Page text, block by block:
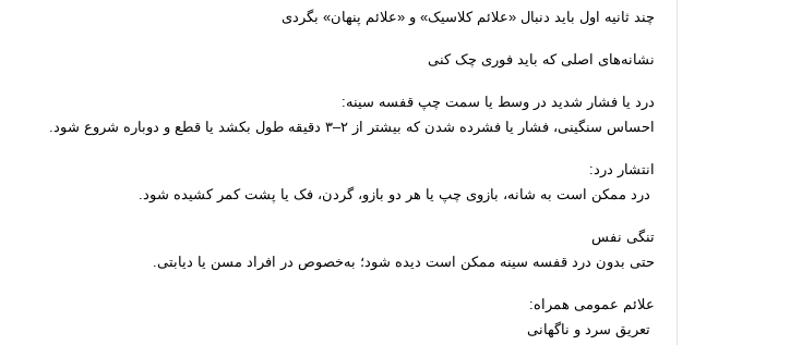
چند ثانیه اول باید دنبال «علائم کلاسیک» و «علائم پنهان» بگردی
نشانه‌های اصلی که باید فوری چک کنی
درد یا فشار شدید در وسط یا سمت چپ قفسه سینه:
احساس سنگینی، فشار یا فشرده شدن که بیشتر از ۲–۳ دقیقه طول بکشد یا قطع و دوباره شروع شود.
انتشار درد:
درد ممکن است به شانه، بازوی چپ یا هر دو بازو، گردن، فک یا پشت‌ کمر کشیده شود.
تنگی نفس
حتی بدون درد قفسه سینه ممکن است دیده شود؛ به‌خصوص در افراد مسن یا دیابتی.
علائم عمومی همراه:
تعریق سرد و ناگهانی